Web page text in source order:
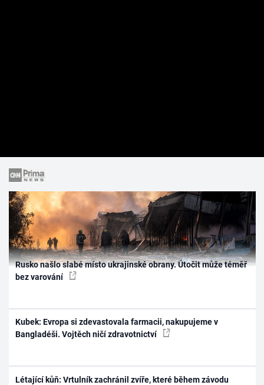
Rusko našlo slabé místo ukrajinské obrany. Útočit může téměř
bez varování
Kubek: Evropa si zdevastovala farmacii, nakupujeme v
Bangladéši. Vojtěch ničí zdravotnictví
Létající kůň: Vrtulník zachránil zvíře, které během závodu